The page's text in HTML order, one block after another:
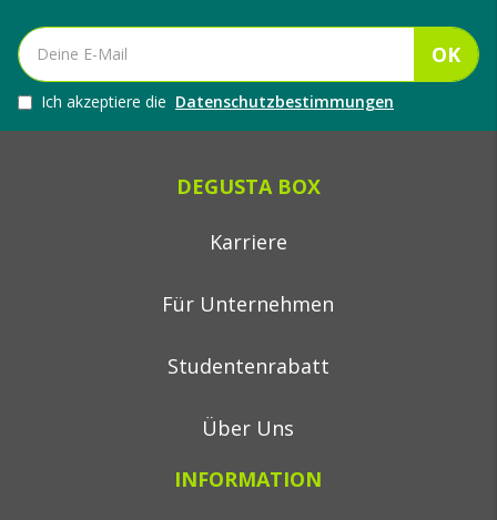
OK
Ich akzeptiere die Datenschutzbestimmungen
DEGUSTA BOX
Karriere
Für Unternehmen
Studentenrabatt
Über Uns
INFORMATION